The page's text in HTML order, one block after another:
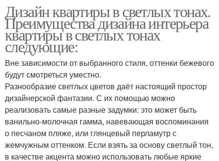
Дизайн квартиры в светлых тонах.
Преимущества дизайна интерьера
квартиры в светлых тонах
следующие:
Вне зависимости от выбранного стиля, оттенки бежевого
будут смотреться уместно.
Разнообразие светлых цветов даёт настоящий простор
дизайнерской фантазии. С их помощью можно
реализовать самые разные задумки: это может быть
ванильно-молочная гамма, навевающая воспоминания
о песчаном пляже, или глянцевый перламутр с
жемчужным оттенком. Если взять за основу светлый тон,
в качестве акцента можно использовать любые яркие